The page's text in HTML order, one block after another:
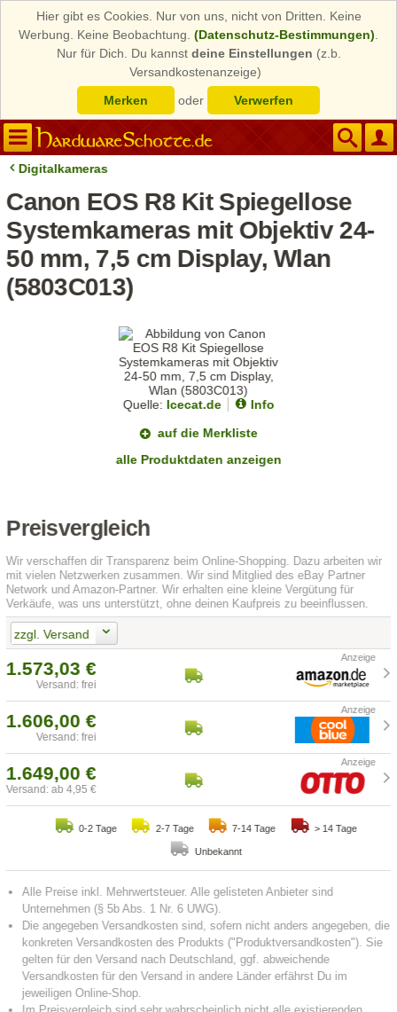
Hier gibt es Cookies. Nur von uns, nicht von Dritten. Keine
Werbung. Keine Beobachtung. (Datenschutz-Bestimmungen)
Nur für Dich. Du kannst deine Einstellungen (z.b.
Versandkostenanzeige)
Merken
oder Verwerfen
Digitalkameras
Canon EOS R8 Kit Spiegellose
Systemkameras mit Objektiv 24-
50 mm, 7,5 cm Display, Wlan
(5803C013)
Quelle: Icecat.de
Info
auf die Merkliste
alle Produktdaten anzeigen
Preisvergleich
Wir verschaffen dir Transparenz beim Online-Shopping. Dazu arbeiten wir
mit vielen Netzwerken zusammen. Wir sind Mitglied des eBay Partner
Network und Amazon-Partner. Wir erhalten eine kleine Vergütung für
Verkäufe, was uns unterstützt, ohne deinen Kaufpreis zu beeinflussen.
zzgl. Versand
1.573,03 €
Versand: frei
1.606,00 €
Versand: frei
1.649,00 €
Versand: ab 4,95 €
0-2 Tage 2-7 Tage 7-14 Tage > 14 Tage
Unbekannt